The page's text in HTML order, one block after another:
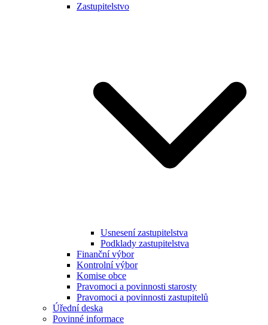
Zastupitelstvo
Usnesení zastupitelstva
Podklady zastupitelstva
Finanční výbor
Kontrolní výbor
Komise obce
Pravomoci a povinnosti starosty
Pravomoci a povinnosti zastupitelů
Úřední deska
Povinné informace